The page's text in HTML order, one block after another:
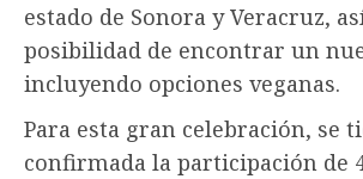
estado de Sonora y Veracruz,
posibilidad de encontrar un
incluyendo opciones veganas.
Para esta gran celebración, se
confirmada la participación de